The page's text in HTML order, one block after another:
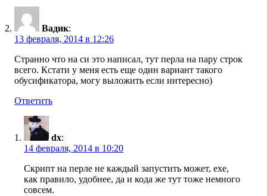
Вадик:
13 февраля, 2014 в 12:26
Странно что на си это написал, тут перла на пару строк
всего. Кстати у меня есть еще один вариант такого
обусификатора, могу выложить если интересно)
Ответить
dx:
14 февраля, 2014 в 10:20
Скрипт на перле не каждый запустить может, exe,
как правило, удобнее, да и кода же тут тоже немного
совсем.